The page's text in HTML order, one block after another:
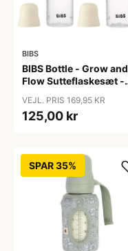
BIBS
BIBS Bottle - Grow and
Flow Sutteflaskesæt -
Naturgummi/Rund -
150ml/270ml - 2-Pak -
VEJL. PRIS 169,95 KR
125,00 kr
SPAR 35%